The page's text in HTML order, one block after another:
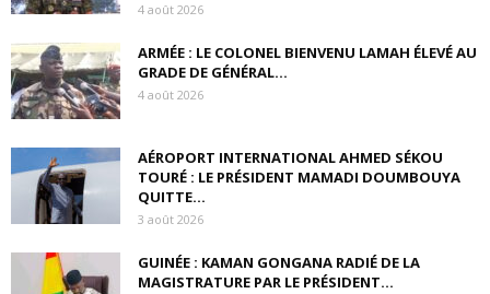
4 août 2026
ARMÉE : LE COLONEL BIENVENU LAMAH ÉLEVÉ AU
GRADE DE GÉNÉRAL...
4 août 2026
AÉROPORT INTERNATIONAL AHMED SÉKOU
TOURÉ : LE PRÉSIDENT MAMADI DOUMBOUYA
QUITTE...
3 août 2026
GUINÉE : KAMAN GONGANA RADIÉ DE LA
MAGISTRATURE PAR LE PRÉSIDENT...